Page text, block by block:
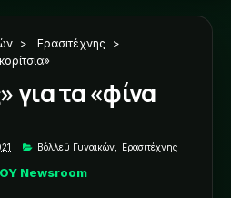
> Ερασιτέχνης
>
για τα «φίνα
Βόλλεϋ Γυναικών Ερασιτέχνης
Newsroom